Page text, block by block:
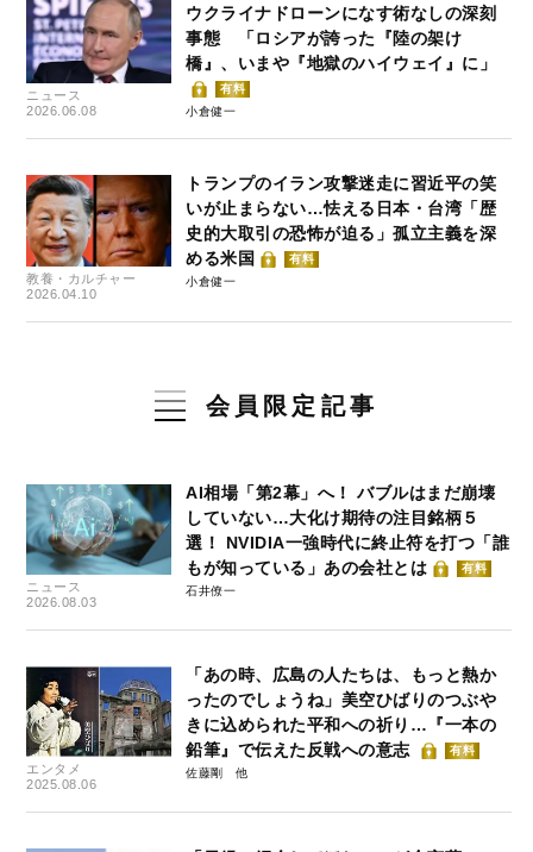
ニュース
2026.06.08
ウクライナドローンになす術なしの深刻
事態 「ロシアが誇った『陸の架け
橋』、いまや『地獄のハイウェイ』に」
有料
小倉健一
教養・カルチャー
2026.04.10
トランプのイラン攻撃迷走に習近平の笑
いが止まらない…怯える日本・台湾「歴
史的大取引の恐怖が迫る」孤立主義を深
める米国
有料
小倉健一
会員限定記事
ニュース
2026.08.03
AI相場「第2幕」へ！ バブルはまだ崩壊
していない…大化け期待の注目銘柄５
選！ NVIDIA一強時代に終止符を打つ「誰
もが知っている」あの会社とは
有料
石井僚一
エンタメ
2025.08.06
「あの時、広島の人たちは、もっと熱か
ったのでしょうね」美空ひばりのつぶや
きに込められた平和への祈り…『一本の
鉛筆』で伝えた反戦への意志
有料
佐藤剛